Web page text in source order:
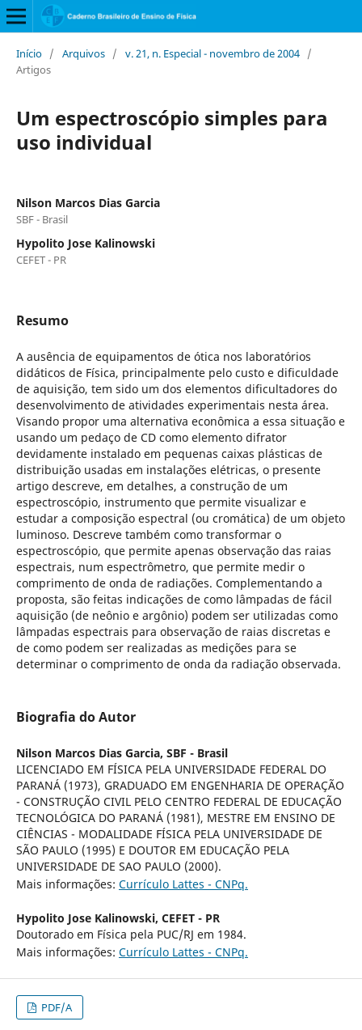
Início / Arquivos / v. 21, n. Especial - novembro de 2004 /
Artigos
Um espectroscópio simples para
uso individual
Nilson Marcos Dias Garcia
SBF - Brasil
Hypolito Jose Kalinowski
CEFET - PR
Resumo
A ausência de equipamentos de ótica nos laboratórios
didáticos de Física, principalmente pelo custo e dificuldade
de aquisição, tem sido um dos elementos dificultadores do
desenvolvimento de atividades experimentais nesta área.
Visando propor uma alternativa econômica a essa situação e
usando um pedaço de CD como elemento difrator
devidamente instalado em pequenas caixas plásticas de
distribuição usadas em instalações elétricas, o presente
artigo descreve, em detalhes, a construção de um
espectroscópio, instrumento que permite visualizar e
estudar a composição espectral (ou cromática) de um objeto
luminoso. Descreve também como transformar o
espectroscópio, que permite apenas observação das raias
espectrais, num espectrômetro, que permite medir o
comprimento de onda de radiações. Complementando a
proposta, são feitas indicações de como lâmpadas de fácil
aquisição (de neônio e argônio) podem ser utilizadas como
lâmpadas espectrais para observação de raias discretas e
de como podem ser realizadas as medições para se
determinar o comprimento de onda da radiação observada.
Biografia do Autor
Nilson Marcos Dias Garcia, SBF - Brasil
LICENCIADO EM FÍSICA PELA UNIVERSIDADE FEDERAL DO
PARANÁ (1973), GRADUADO EM ENGENHARIA DE OPERAÇÃO
- CONSTRUÇÃO CIVIL PELO CENTRO FEDERAL DE EDUCAÇÃO
TECNOLÓGICA DO PARANÁ (1981), MESTRE EM ENSINO DE
CIÊNCIAS - MODALIDADE FÍSICA PELA UNIVERSIDADE DE
SÃO PAULO (1995) E DOUTOR EM EDUCAÇÃO PELA
UNIVERSIDADE DE SAO PAULO (2000).
Mais informações: Currículo Lattes - CNPq.
Hypolito Jose Kalinowski, CEFET - PR
Doutorado em Física pela PUC/RJ em 1984.
Mais informações: Currículo Lattes - CNPq.
PDF/A